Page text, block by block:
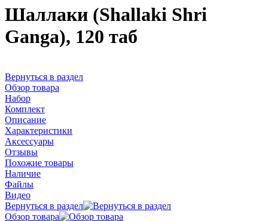
Шаллаки (Shallaki Shri
Ganga), 120 таб
Вернуться в раздел
Обзор товара
Набор
Комплект
Описание
Характеристики
Аксессуары
Отзывы
Похожие товары
Наличие
Файлы
Видео
Вернуться в раздел
Обзор товара